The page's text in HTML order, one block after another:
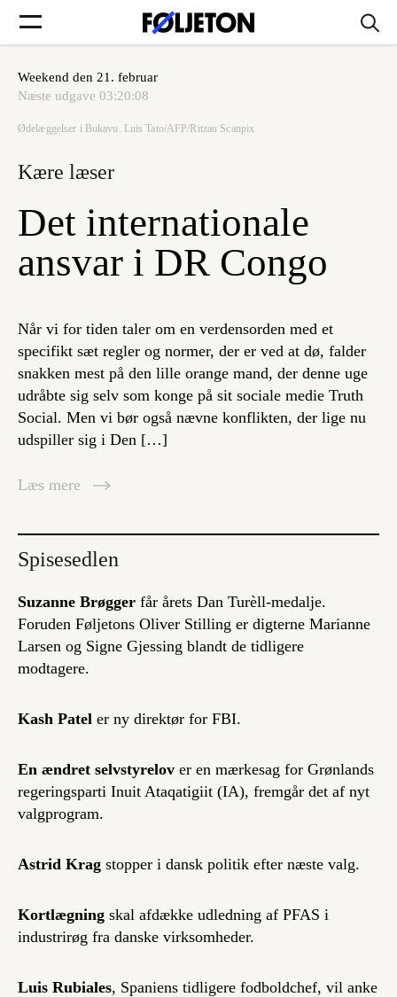
Forsider
Søg
Log ind
Weekend den 21. februar
Næste udgave 03:20:08
Ødelæggelser i Bukavu. Luis Tato/AFP/Ritzau Scanpix
Kære læser
Det internationale
ansvar i DR Congo
Når vi for tiden taler om en verdensorden med et
specifikt sæt regler og normer, der er ved at dø, falder
snakken mest på den lille orange mand, der denne uge
udråbte sig selv som konge på sit sociale medie Truth
Social. Men vi bør også nævne konflikten, der lige nu
udspiller sig i Den […]
Læs mere
Spisesedlen
Suzanne Brøgger får årets Dan Turèll-medalje.
Foruden Føljetons Oliver Stilling er digterne Marianne
Larsen og Signe Gjessing blandt de tidligere
modtagere.
Kash Patel er ny direktør for FBI.
En ændret selvstyrelov er en mærkesag for Grønlands
regeringsparti Inuit Ataqatigiit (IA), fremgår det af nyt
valgprogram.
Astrid Krag stopper i dansk politik efter næste valg.
Kortlægning skal afdække udledning af PFAS i
industrirøg fra danske virksomheder.
Luis Rubiales, Spaniens tidligere fodboldchef, vil anke